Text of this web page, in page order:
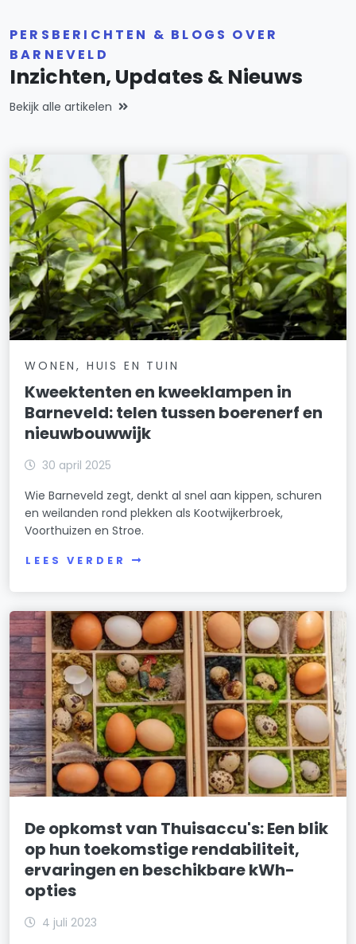
PERSBERICHTEN & BLOGS OVER
BARNEVELD
Inzichten, Updates & Nieuws
Bekijk alle artikelen
WONEN, HUIS EN TUIN
Kweektenten en kweeklampen in
Barneveld: telen tussen boerenerf en
nieuwbouwwijk
30 april 2025
Wie Barneveld zegt, denkt al snel aan kippen, schuren
en weilanden rond plekken als Kootwijkerbroek,
Voorthuizen en Stroe.
LEES VERDER
De opkomst van Thuisaccu's: Een blik
op hun toekomstige rendabiliteit,
ervaringen en beschikbare kWh-
opties
4 juli 2023